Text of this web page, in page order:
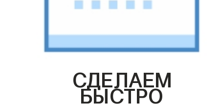
СДЕЛАЕМ
БЫСТРО